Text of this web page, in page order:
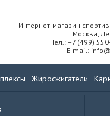
Интернет-магазин
Москва,
Тел.: +7 (499)
E-mail:
Жиросжигатели